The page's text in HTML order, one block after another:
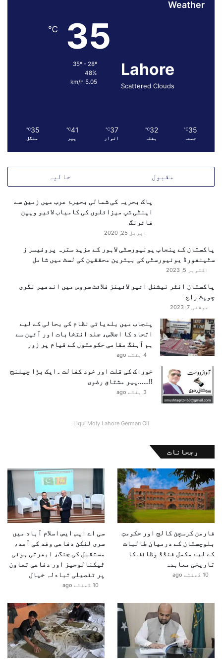
Weather
Lahore
Scattered Clouds
35
℃
35º - 28º
48%
5.05 km/h
35
℃
جمعہ
32
℃
ہفتہ
37
℃
اتوار
41
℃
پیر
35
℃
منگل
مقبول حالیہ
پاک بحریہ کی شمالی بحیرۂ عرب میں زمین سے
اینٹی شپ میزائلوں کی کامیاب لائیو ویپن
فائرنگ
اپریل 25, 2020
پاکستان کے پنجاب یونیورسٹی لاہور کے مزید سترہ پروفیسر ز
سٹینفورڈ یونیورسٹی کی بہترین محققین کی لسٹ میں شامل
اکتوبر 5, 2023
پاکستان انٹر نیشنل ائیر لائینز فلائٹ سروس میں اندھیر نگری
چوپٹ راج
جولائی 7, 2023
پنجاب میں بلدیاتی نظام کی بحالی کے لیے
اتحاد کا اجلاس، جلد انتخابات اور آئین سے
ہم آہنگ مقامی حکومتوں کے قیام پر زور
4 ہفتے ago
خوراک کی قلت اور خود کفالت ۔ایک بڑا چیلنج
!!……پیر مشتاق رضوی
3 ہفتے ago
Liqui Moly Lahore German Oil
رجحانات
فارمن کرسچن کالج اور حکومتِ
بلوچستان کے درمیان طالبات
کے لیے مکمل فنڈڈ وظائف کا
تاریخی معاہدہ
10 گھنٹے ago
سی اے ایس ایس اسلام آباد میں
سری لنکن دفاعی وفد کی آمد،
مستقبل کی جنگ، ابھرتی ہوئی
ٹیکنالوجیز اور دفاعی تعاون
پر تفصیلی تبادلہ خیال
10 گھنٹے ago